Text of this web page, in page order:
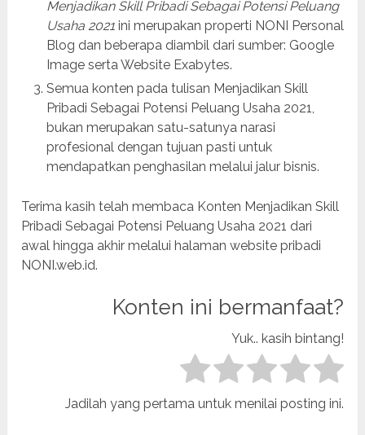
Menjadikan Skill Pribadi Sebagai Potensi Peluang
Usaha 2021ini merupakan properti NONI Personal
Blog dan beberapa diambil dari sumber: Google
Image serta Website Exabytes.
Semua konten pada tulisan Menjadikan Skill
Pribadi Sebagai Potensi Peluang Usaha 2021,
bukan merupakan satu-satunya narasi
profesional dengan tujuan pasti untuk
mendapatkan penghasilan melalui jalur bisnis.
Terima kasih telah membaca Konten Menjadikan Skill
Pribadi Sebagai Potensi Peluang Usaha 2021 dari
awal hingga akhir melalui halaman website pribadi
NONI.web.id.
Konten ini bermanfaat?
Yuk.. kasih bintang!
Jadilah yang pertama untuk menilai posting ini.